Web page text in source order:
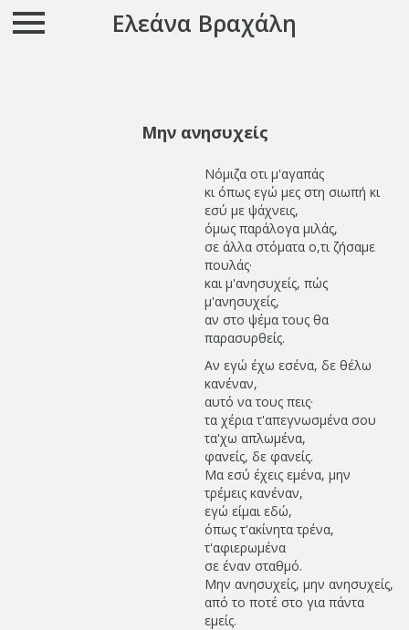
Ελεάνα Βραχάλη
Μην ανησυχείς
Νόμιζα οτι μ'αγαπάς
κι όπως εγώ μες στη σιωπή κι
εσύ με ψάχνεις,
όμως παράλογα μιλάς,
σε άλλα στόματα ο,τι ζήσαμε
πουλάς·
και μ'ανησυχείς, πώς
μ'ανησυχείς,
αν στο ψέμα τους θα
παρασυρθείς.
Αν εγώ έχω εσένα, δε θέλω
κανέναν,
αυτό να τους πεις·
τα χέρια τ'απεγνωσμένα σου
τα'χω απλωμένα,
φανείς, δε φανείς.
Μα εσύ έχεις εμένα, μην
τρέμεις κανέναν,
εγώ είμαι εδώ,
όπως τ'ακίνητα τρένα,
τ'αφιερωμένα
σε έναν σταθμό.
Μην ανησυχείς, μην ανησυχείς,
από το ποτέ στο για πάντα
εμείς.